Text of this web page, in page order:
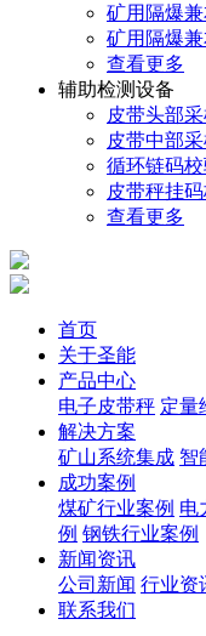
矿用隔爆
矿用隔爆
查看更多
辅助检测设备
皮带头部
皮带中部
循环链码
皮带秤挂
查看更多
首页
关于圣能
产品中心
电子皮带秤 定量
解决方案
矿山系统集成 智
成功案例
煤矿行业案例 电
例 钢铁行业案例
新闻资讯
公司新闻 行业资
联系我们